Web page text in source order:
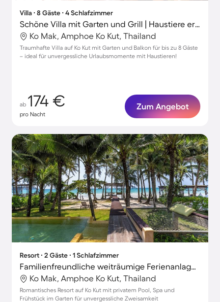
Villa ∙ 8 Gäste ∙ 4 Schlafzimmer
Schöne Villa mit Garten und Grill | Haustiere erlaubt
Ko Mak, Amphoe Ko Kut, Thailand
Traumhafte Villa auf Ko Kut mit Garten und Balkon für bis zu 8 Gäste
– ideal für unvergessliche Urlaubsmomente mit Haustieren!
ab 174 €
pro Nacht
Zum Angebot
Resort ∙ 2 Gäste ∙ 1 Schlafzimmer
Familienfreundliche weiträumige Ferienanlage mit Terrasse, privatem Pool und Garten | Strandblick | Strand in der Nähe
Ko Mak, Amphoe Ko Kut, Thailand
Romantisches Resort auf Ko Kut mit privatem Pool, Spa und
Frühstück im Garten für unvergessliche Zweisamkeit